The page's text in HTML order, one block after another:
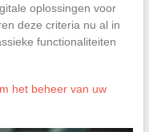
oplossingen voor
deze criteria nu al in
functionaliteiten
het beheer van uw